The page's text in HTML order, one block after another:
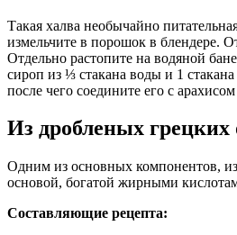
Такая халва необычайно
измельчите в порошок в блендере.
Отдельно растопите на водяной
сироп из ⅓ стакана воды и 1
после чего соедините его с
Из дробленых грецких
Одним из основных компонентов, из
основой, богатой жирными
Составляющие рецепта: